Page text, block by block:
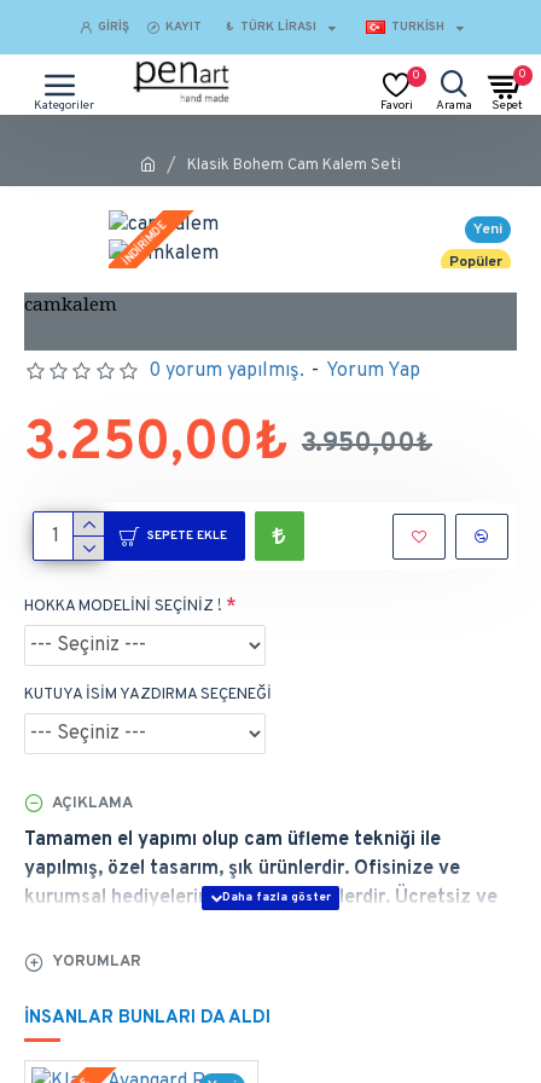
GIRIŞ KAYIT ₺ TÜRK LIRASI TURKISH
0 0
Klasik Bohem Cam Kalem Seti
Yeni
Popüler
İNDİRİMDE
camkalem
0 yorum yapılmış. - Yorum Yap
3.250,00₺ 3.950,00₺
HOKKA MODELİNİ SEÇİNİZ !
KUTUYA İSİM YAZDIRMA SEÇENEĞİ
SEPETE EKLE
AÇIKLAMA
Tamamen el yapımı olup cam üfleme tekniği ile
yapılmış, özel tasarım, şık ürünlerdir. Ofisinize ve
kurumsal hediyelerinize uygun ürünlerdir. Ücretsiz ve
Eder...
ÜRÜN GENEL ÖZELLİKLERİ
Baştan sona elde şekillendirdiğimiz
YORUMLAR
İNSANLAR BUNLARI DA ALDI